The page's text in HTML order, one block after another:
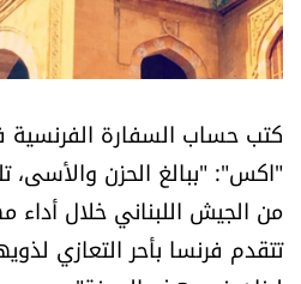
نداء القرّاء
كتّابنا
تحت المجهر
كتب حساب السفارة
"اكس": "ببالغ الحزن والأسى،
من الجيش اللبناني خلال
تتقدم فرنسا بأحر التعازي